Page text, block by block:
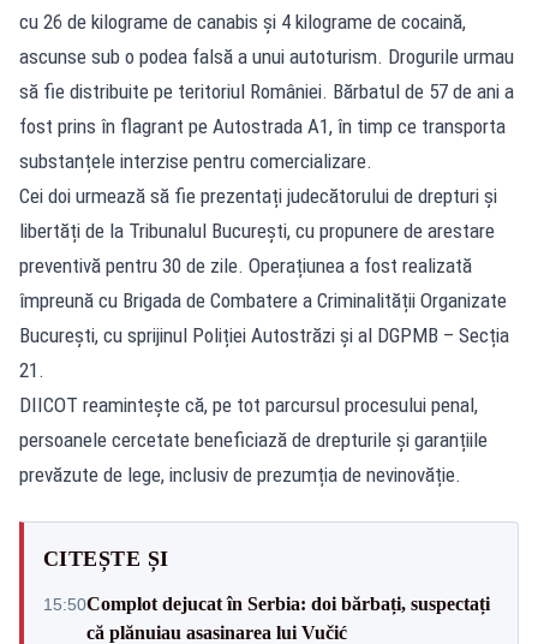
cu 26 de kilograme de canabis și 4 kilograme de cocaină,
ascunse sub o podea falsă a unui autoturism. Drogurile urmau
să fie distribuite pe teritoriul României. Bărbatul de 57 de ani a
fost prins în flagrant pe Autostrada A1, în timp ce transporta
substanțele interzise pentru comercializare.
Cei doi urmează să fie prezentați judecătorului de drepturi și
libertăți de la Tribunalul București, cu propunere de arestare
preventivă pentru 30 de zile. Operațiunea a fost realizată
împreună cu Brigada de Combatere a Criminalității Organizate
București, cu sprijinul Poliției Autostrăzi și al DGPMB – Secția
21.
DIICOT reamintește că, pe tot parcursul procesului penal,
persoanele cercetate beneficiază de drepturile și garanțiile
prevăzute de lege, inclusiv de prezumția de nevinovăție.
CITEȘTE ȘI
15:50Complot dejucat în Serbia: doi bărbați, suspectați
că plănuiau asasinarea lui Vučić